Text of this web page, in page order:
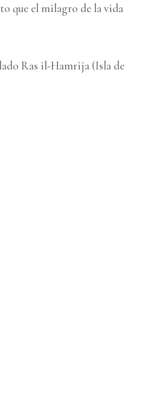
que el milagro de la vida
Ras il-Hamrija (Isla de